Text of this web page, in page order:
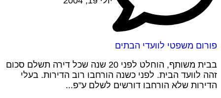
פורום משפטי לוועדי הבתים
בבית משותף, הוחלט לפני 20 שנה שכל דירה תשלם סכום
זהה לוועד הבית. לפני כשנה הורחבו רוב הדירות. בעלי
הדירות שלא הורחבו דורשים לשלם ע"פ...